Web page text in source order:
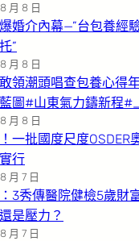
月 8 日
婚介內幕—”台包養經
”
月 8 日
領潮頭唱查包養心得
圖#山東氣力鑄新程
月 8 日
一批國度尺度OSDER
行
月 7 日
3秀傳醫院健檢5歲財
是壓力？
月 7 日